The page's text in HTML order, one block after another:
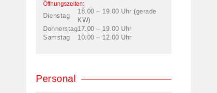
Öffnungszeiten:
Dienstag
18.00 – 19.00 Uhr (gerade
KW)
Donnerstag17.00 – 19.00 Uhr
Samstag
10.00 – 12.00 Uhr
Personal